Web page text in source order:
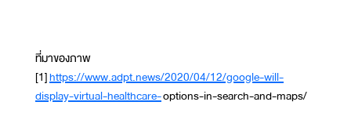
ที่มาของภาพ
[1]https://www.adpt.news/2020/04/12/google-will-
display-virtual-healthcare-options-in-search-and-maps/